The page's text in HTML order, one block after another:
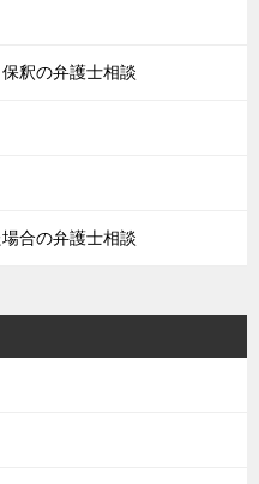
釈の弁護士相談
合の弁護士相談